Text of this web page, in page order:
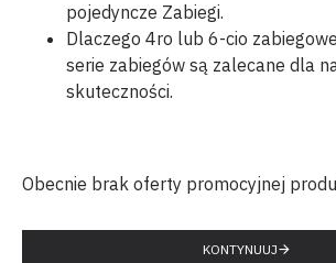
pojedyncze Zabiegi.
Dlaczego 4ro lub 6-cio
serie zabiegów są zalecane dla
skuteczności.
Obecnie brak oferty promocyjnej
KONTYNUUJ